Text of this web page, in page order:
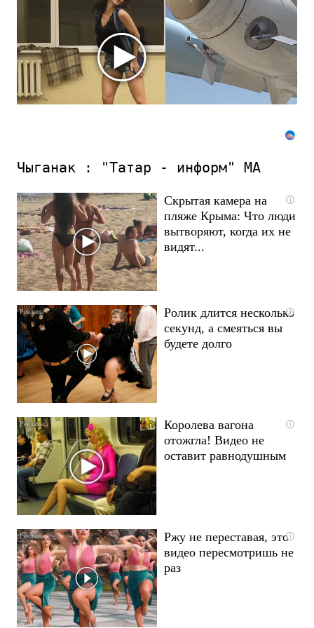
вы
будете
смеяться
долго
Чыганак : "Татар - информ" МА
i
Скрытая камера на
пляже Крыма: Что люди
вытворяют, когда их не
видят...
i
Ролик длится несколько
секунд, а смеяться вы
будете долго
i
Королева вагона
отожгла! Видео не
оставит равнодушным
i
Ржу не переставая, это
видео пересмотришь не
раз